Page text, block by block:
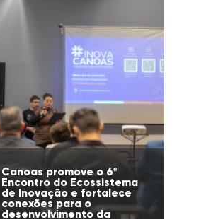
Canoas promove o 6º
Encontro do Ecossistema
de Inovação e fortalece
conexões para o
desenvolvimento da